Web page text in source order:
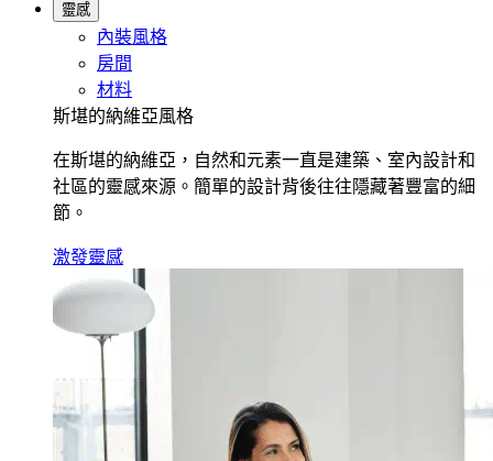
靈感
內裝風格
房間
材料
斯堪的納維亞風格
在斯堪的納維亞，自然和元素一直是建築、室內設計和
社區的靈感來源。簡單的設計背後往往隱藏著豐富的細
節。
激發靈感